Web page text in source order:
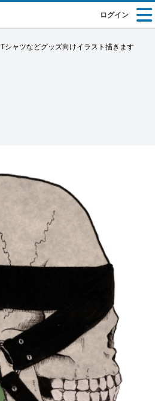
ログイン
Tシャツなどグッズ向けイラスト描きます